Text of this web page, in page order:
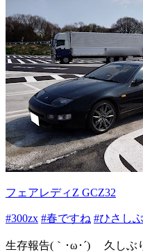
フェアレディZ GCZ32
#300zx #春ですね #ひさし
生存報告(｀･ω･´)ゞ 久しぶ